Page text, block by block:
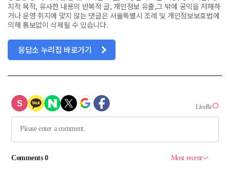
치적 목적, 유사한 내용의 반복적 글, 개인정보 유출,그 밖에 공익을 저해하
거나 운영 취지에 맞지 않는 댓글은 서울특별시 조례 및 개인정보보호법에
의해 통보없이 삭제될 수 있습니다.
응답소 누리집 바로가기